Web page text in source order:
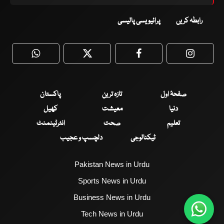
رابطہ کریں پرائیویسی پالیسی
WhatsApp Twitter Facebook
صفحۂ اول تازہ ترین
پاکستان
دنیا
معیشت
کھیل
تعلیم
صحت
انٹرٹینمنٹ
ٹیکنالوجی
دلچسپ و عجیب
Pakistan News in Urdu
Sports News in Urdu
Business News in Urdu
Tech News in Urdu